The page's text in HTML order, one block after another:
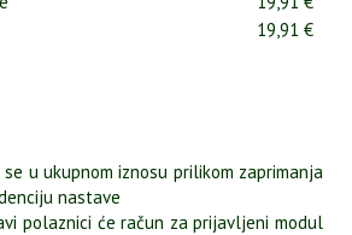
19,91 €
u ukupnom iznosu prilikom zaprimanja
nastave
polaznici će račun za prijavljeni modul